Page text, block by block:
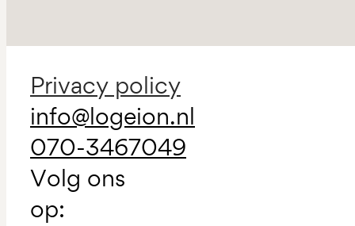
Privacy policy
info@logeion.nl
070-3467049
Volg ons
op: